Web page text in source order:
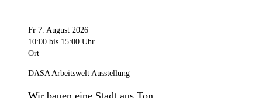
Fr 7. August 2026
10:00 bis 15:00 Uhr
Ort
DASA Arbeitswelt Ausstellung